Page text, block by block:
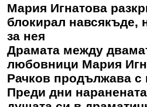
Мария Игнатова
блокирал навсякъде,
за нея
Драмата между
любовници Мария
Рачков продължава с
Преди дни